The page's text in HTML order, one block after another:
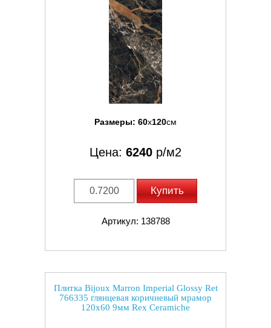
Размеры: 60x120см
Цена: 6240 р/м2
Купить
Артикул: 138788
Плитка Bijoux Marron Imperial Glossy Ret
766335 глянцевая коричневый мрамор
120x60 9мм Rex Ceramiche